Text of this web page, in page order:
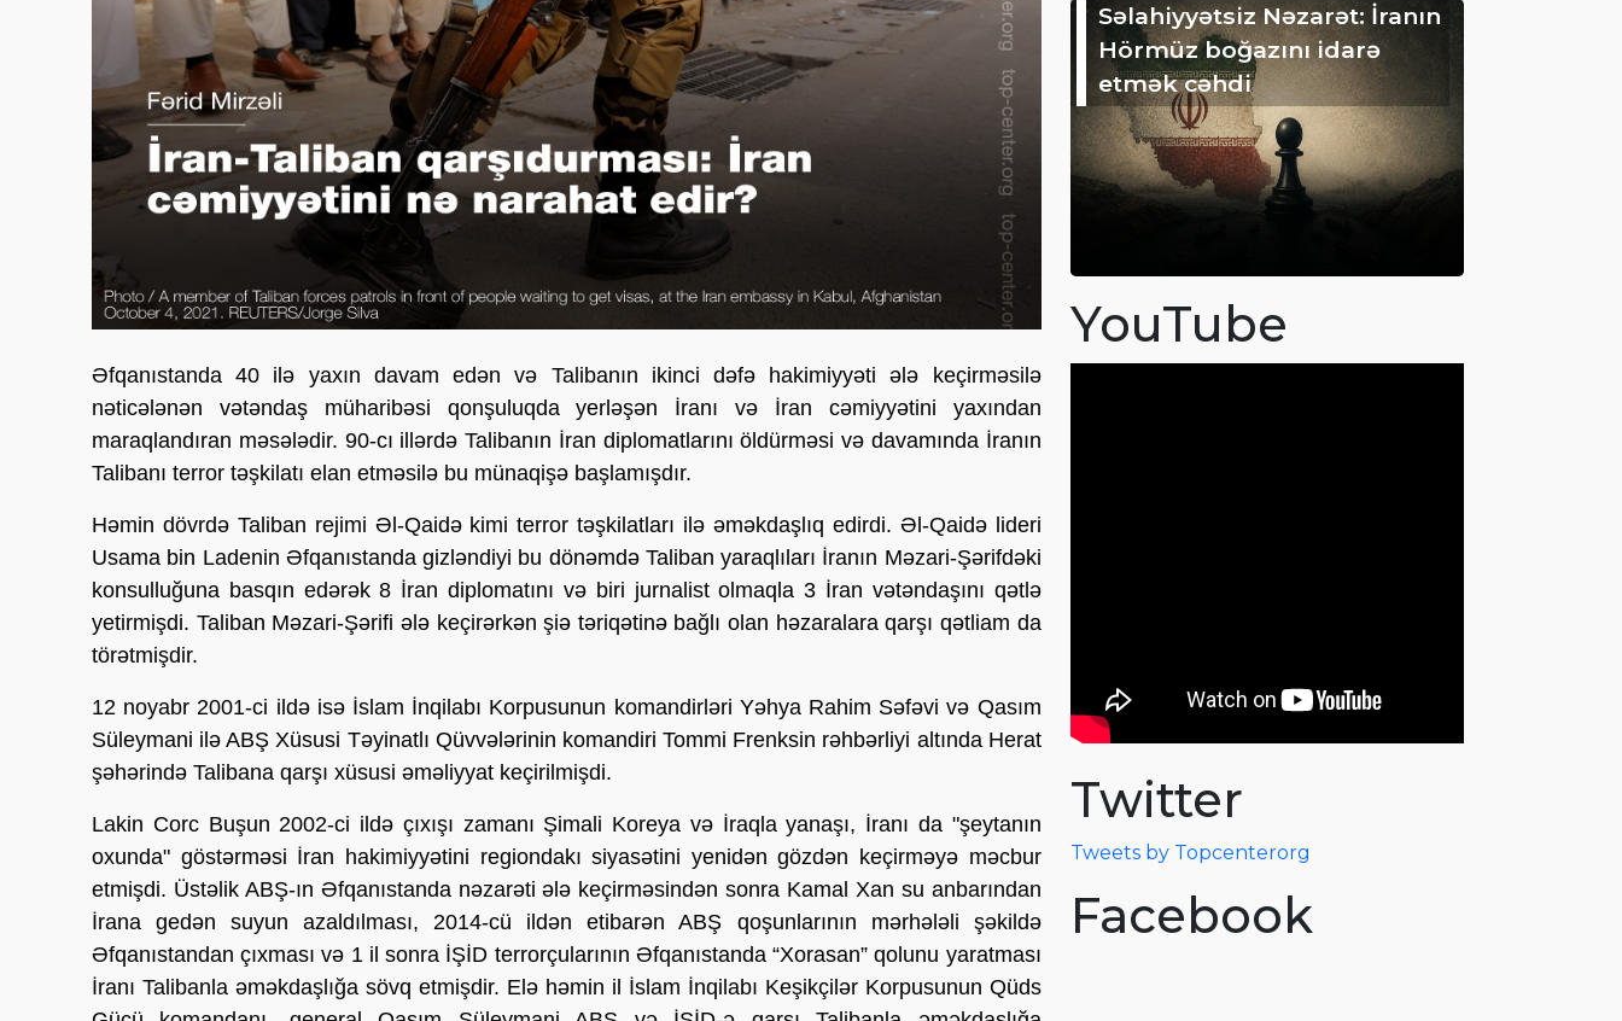
Əfqanıstanda 40 ilə yaxın davam edən və Talibanın ikinci dəfə hakimiyyəti ələ keçirməsilə
nəticələnən vətəndaş müharibəsi qonşuluqda yerləşən İranı və İran cəmiyyətini yaxından
maraqlandıran məsələdir. 90-cı illərdə Talibanın İran diplomatlarını öldürməsi və davamında İranın
Talibanı terror təşkilatı elan etməsilə bu münaqişə başlamışdır.
Həmin dövrdə Taliban rejimi Əl-Qaidə kimi terror təşkilatları ilə əməkdaşlıq edirdi. Əl-Qaidə lideri
Usama bin Ladenin Əfqanıstanda gizləndiyi bu dönəmdə Taliban yaraqlıları İranın Məzari-Şərifdəki
konsulluğuna basqın edərək 8 İran diplomatını və biri jurnalist olmaqla 3 İran vətəndaşını qətlə
yetirmişdi. Taliban Məzari-Şərifi ələ keçirərkən şiə təriqətinə bağlı olan həzaralara qarşı qətliam da
törətmişdir.
12 noyabr 2001-ci ildə isə İslam İnqilabı Korpusunun komandirləri Yəhya Rahim Səfəvi və Qasım
Süleymani ilə ABŞ Xüsusi Təyinatlı Qüvvələrinin komandiri Tommi Frenksin rəhbərliyi altında Herat
şəhərində Talibana qarşı xüsusi əməliyyat keçirilmişdi.
Lakin Corc Buşun 2002-ci ildə çıxışı zamanı Şimali Koreya və İraqla yanaşı, İranı da "şeytanın
oxunda" göstərməsi İran hakimiyyətini regiondakı siyasətini yenidən gözdən keçirməyə məcbur
etmişdi. Üstəlik ABŞ-ın Əfqanıstanda nəzarəti ələ keçirməsindən sonra Kamal Xan su anbarından
İrana gedən suyun azaldılması, 2014-cü ildən etibarən ABŞ qoşunlarının mərhələli şəkildə
Əfqanıstandan çıxması və 1 il sonra İŞİD terrorçularının Əfqanıstanda “Xorasan” qolunu yaratması
İranı Talibanla əməkdaşlığa sövq etmişdir. Elə həmin il İslam İnqilabı Keşikçilər Korpusunun Qüds
Səlahiyyətsiz Nəzarət: İranın
Hörmüz boğazını idarə
etmək cəhdi
YouTube
Twitter
Tweets by Topcenterorg
Facebook